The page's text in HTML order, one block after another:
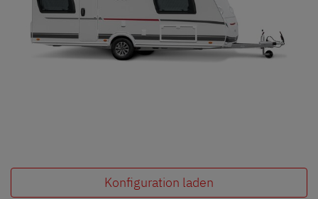
Konfiguration laden